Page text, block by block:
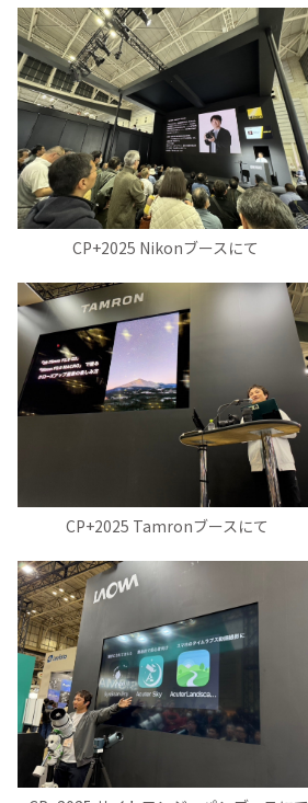
CP+2025 Nikonブースにて
CP+2025 Tamronブースにて